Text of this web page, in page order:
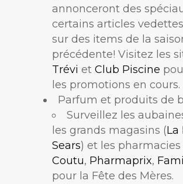
annonceront des
certains articles
sur des items de la
précédente! Visitez les
Trévi et Club Piscine
les promotions en cours.
Parfum et produits de
Surveillez les
les grands magasins (La
Sears) et les pharmacies
Coutu, Pharmaprix,
pour la Fête des Mères.